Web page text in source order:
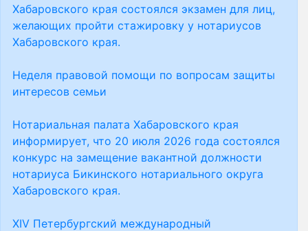
Хабаровского края состоялся экзамен для лиц,
желающих пройти стажировку у нотариусов
Хабаровского края.
Неделя правовой помощи по вопросам защиты
интересов семьи
Нотариальная палата Хабаровского края
информирует, что 20 июля 2026 года состоялся
конкурс на замещение вакантной должности
нотариуса Бикинского нотариального округа
Хабаровского края.
XIV Петербургский международный